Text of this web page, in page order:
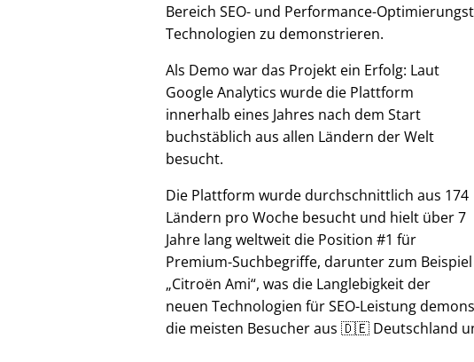
Bereich SEO- und Performance-
Technologien zu demonstrieren.
Als Demo war das Projekt ein Erfolg: Laut
Google Analytics wurde die Plattform
innerhalb eines Jahres nach dem Start
buchstäblich aus allen Ländern der Welt
besucht.
Die Plattform wurde durchschnittlich aus 174
Ländern pro Woche besucht und hielt über 7
Jahre lang weltweit die Position #1 für
Premium-Suchbegriffe, darunter zum Beispiel
Citroën Ami , was die Langlebigkeit der
neuen Technologien für SEO-Leistung
die meisten Besucher aus 🇩🇪 Deutschland